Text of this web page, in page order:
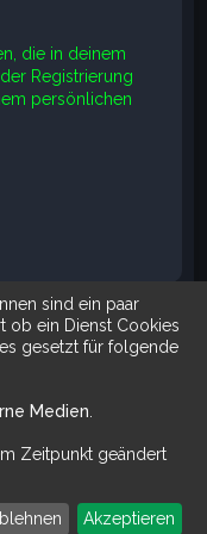
die in deinem
Registrierung
persönlichen
SucheErweiterte Suche
zugleich was dir
sind ein paar
ob ein Dienst Cookies
gesetzt für folgende
Medien
Zeitpunkt geändert
Akzeptieren